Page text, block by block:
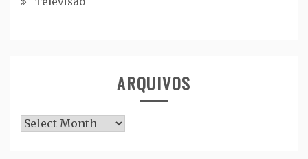
ARQUIVOS
Arquivos